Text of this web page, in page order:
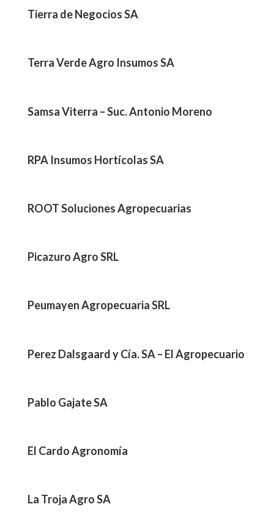
Tierra de Negocios SA
Terra Verde Agro Insumos SA
Samsa Viterra – Suc. Antonio Moreno
RPA Insumos Hortícolas SA
ROOT Soluciones Agropecuarias
Picazuro Agro SRL
Peumayen Agropecuaria SRL
Perez Dalsgaard y Cía. SA – El Agropecuario
Pablo Gajate SA
El Cardo Agronomía
La Troja Agro SA